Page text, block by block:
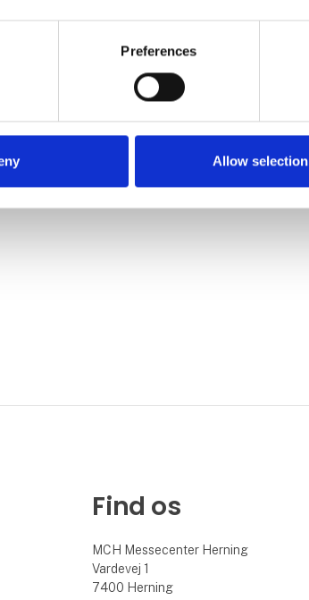
Preferences
Allow selection
Find os
MCH Messecenter Herning
Vardevej 1
7400 Herning